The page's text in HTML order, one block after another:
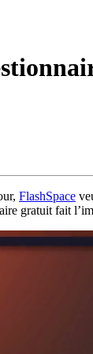
FlashSpace
gratuit fait